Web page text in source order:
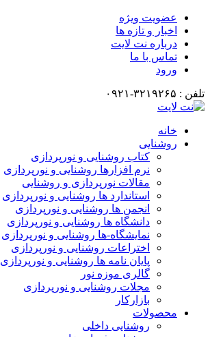
عضویت ویژه
اخبار و تازه ها
درباره نت لایت
تماس با ما
ورود
تلفن : ۳۲۱۹۲۶۵-۰۹۲۱
خانه
روشنایی
کتاب روشنایی و نورپردازی
نرم افزارها روشنایی و نورپردازی
مقالات نورپردازی و روشنایی
استاندارد ها روشنایی و نورپردازی
انجمن ها روشنایی و نورپردازی
دانشگاه ها روشنایی و نورپردازی
نمایشگاه-ها روشنایی و نورپردازی
اختراعات روشنایی و نورپردازی
پایان نامه ها روشنایی و نورپردازی
گالری موزه نور
مجلات روشنایی و نورپردازی
بازارکار
محصولات
روشنایی داخلی